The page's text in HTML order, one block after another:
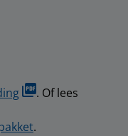
. Of lees
.